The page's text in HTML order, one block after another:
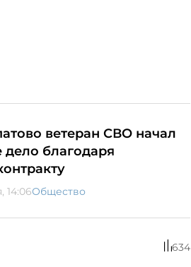
ветеран СВО начал
дело благодаря
14:06Общество
634